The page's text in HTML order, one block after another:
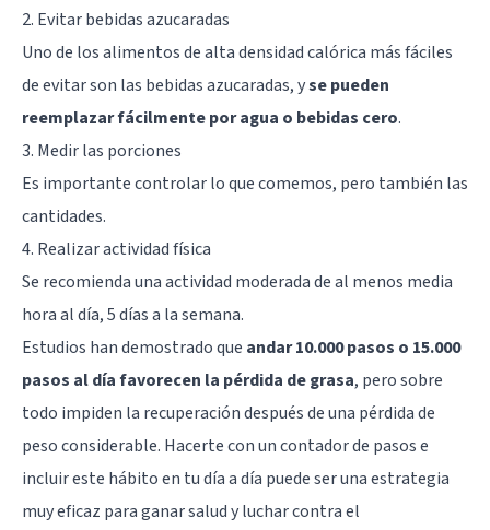
2. Evitar bebidas azucaradas
Uno de los alimentos de alta densidad calórica más fáciles
de evitar son las bebidas azucaradas, yse pueden
reemplazar fácilmente por agua o bebidas cero.
3. Medir las porciones
Es importante controlar lo que comemos, pero también las
cantidades.
4. Realizar actividad física
Se recomienda una actividad moderada de al menos media
hora al día, 5 días a la semana.
Estudios han demostrado que andar 10.000 pasos o 15.000
pasos al día favorecen la pérdida de grasa, pero sobre
todo impiden la recuperación después de una pérdida de
peso considerable. Hacerte con un contador de pasos e
incluir este hábito en tu día a día puede ser una estrategia
muy eficaz para ganar salud y luchar contra el